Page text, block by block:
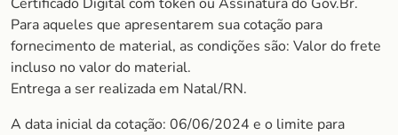
Para aqueles que apresentarem sua cotação para
fornecimento de material, as condições são: Valor do frete
incluso no valor do material.
Entrega a ser realizada em Natal/RN.
A data inicial da cotação: 06/06/2024 e o limite para